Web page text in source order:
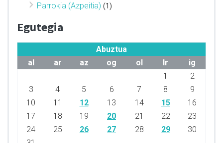
Parrokia (Azpeitia) (1)
Egutegia
Abuztua
al
ar az og ol lr
ig
1
2
3
4 5 6 7 8
9
10
11 12 13 14 15
16
17
18 19 20 21 22
23
24
25 26 27 28 29
30